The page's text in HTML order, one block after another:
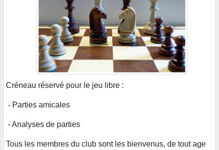
Créneau réservé pour le jeu libre :
- Parties amicales
- Analyses de parties
Tous les membres du club sont les bienvenus, de tout age